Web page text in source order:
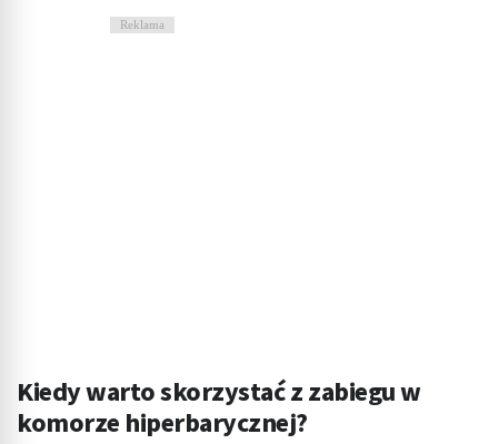
Reklama
Kiedy warto skorzystać z zabiegu w
komorze hiperbarycznej?